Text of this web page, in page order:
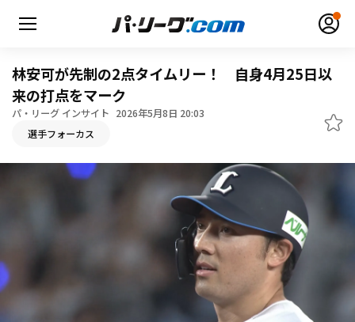
HOME
順位表･成績
林安可が先制の2点タイムリー！ 自身4月25日以
来の打点をマーク
パ・リーグ インサイト 2026年5月8日 20:03
選手フォーカス